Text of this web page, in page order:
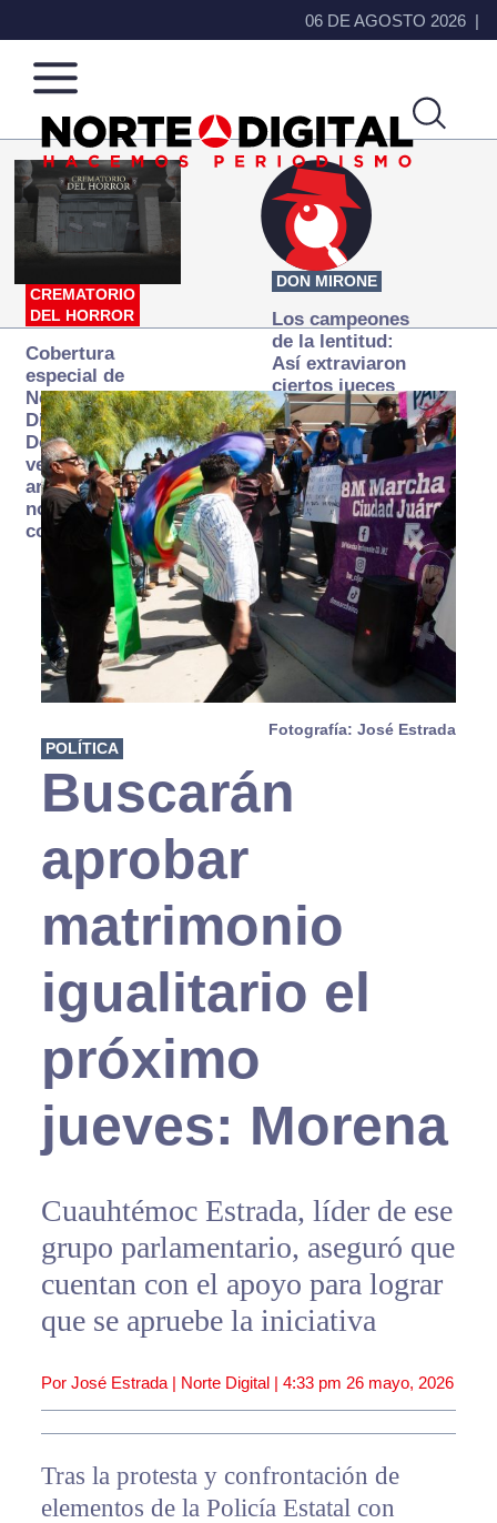
06 DE AGOSTO 2026
Norte
de
Ciudad
Más
que
noticias,
hacemos periodismo
CREMATORIO
DEL HORROR
Cobertura
especial de
Norte
Digital:
Donde la
verdad
arde… pero
no se
consume
DON MIRONE
Los campeones
de la lentitud:
Así extraviaron
ciertos jueces
la justicia
expedita
Fotografía: José Estrada
POLÍTICA
Buscarán
aprobar
matrimonio
igualitario el
próximo
jueves: Morena
Cuauhtémoc Estrada, líder de ese
grupo parlamentario, aseguró que
cuentan con el apoyo para lograr
que se apruebe la iniciativa
Por José Estrada | Norte Digital | 4:33 pm 26 mayo, 2026
Tras la protesta y confrontación de
elementos de la Policía Estatal con